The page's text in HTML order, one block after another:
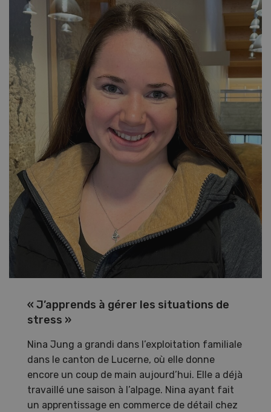
« J’apprends à gérer les situations de
stress »
Nina Jung a grandi dans l’exploitation familiale
dans le canton de Lucerne, où elle donne
encore un coup de main aujourd’hui. Elle a déjà
travaillé une saison à l’alpage. Nina ayant fait
un apprentissage en commerce de détail chez